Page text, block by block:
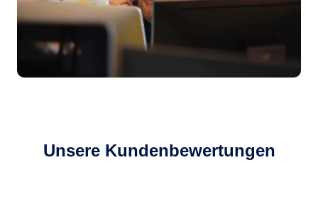
Unsere Kundenbewertungen